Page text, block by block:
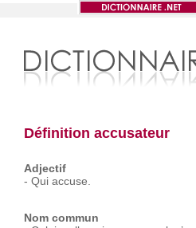
Définition accusateur
Adjectif
- Qui accuse.
Nom commun